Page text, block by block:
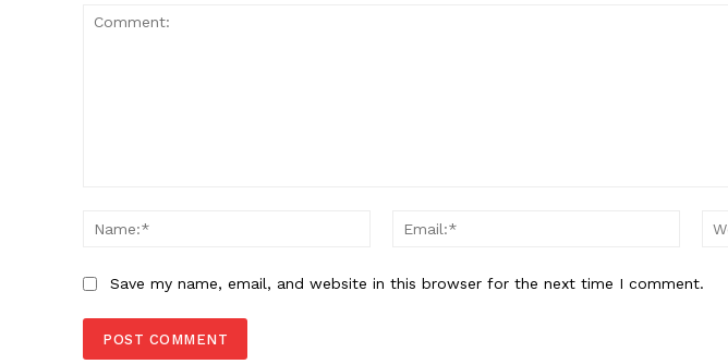
Name:*
Email:*
Save my name, email, and website in this browser for the next time I comment.